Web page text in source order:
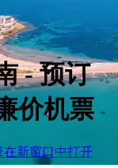
- 预订
价机票
在新窗口中打开